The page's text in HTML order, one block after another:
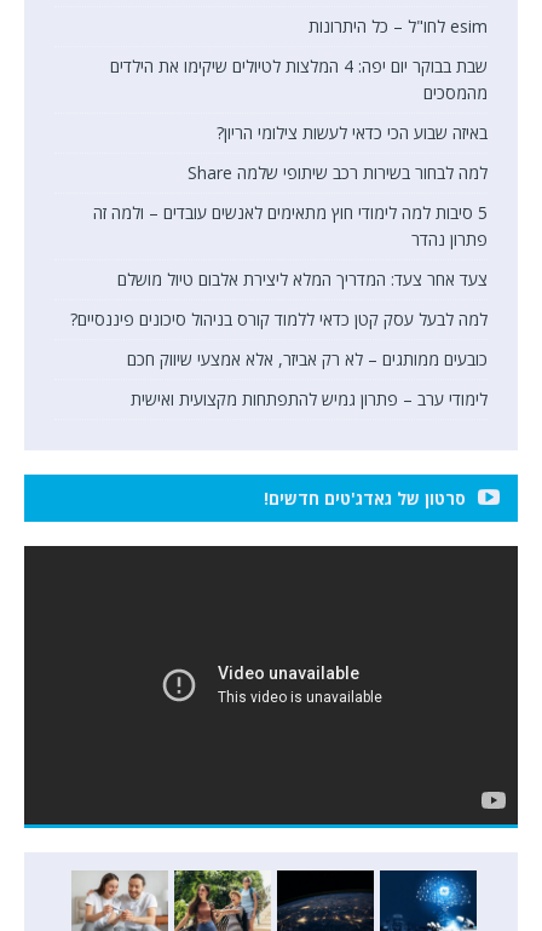
esim לחו"ל – כל היתרונות
שבת בבוקר יום יפה: 4 המלצות לטיולים שיקימו את הילדים
מהמסכים
באיזה שבוע הכי כדאי לעשות צילומי הריון?
למה לבחור בשירות רכב שיתופי שלמה Share
5 סיבות למה לימודי חוץ מתאימים לאנשים עובדים – ולמה זה
פתרון נהדר
צעד אחר צעד: המדריך המלא ליצירת אלבום טיול מושלם
למה לבעל עסק קטן כדאי ללמוד קורס בניהול סיכונים פיננסיים?
כובעים ממותגים – לא רק אביזר, אלא אמצעי שיווק חכם
לימודי ערב – פתרון גמיש להתפתחות מקצועית ואישית
סרטון של גאדג'טים חדשים!